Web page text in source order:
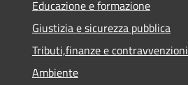
Educazione e formazione
Giustizia e sicurezza pubblica
Tributi,finanze e contravvenzioni
Ambiente